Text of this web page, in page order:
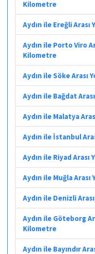
Kilometre
Aydın ile Ereğli
Aydın ile Porto Viro
Kilometre
Aydın ile Söke Arası
Aydın ile Bağdat
Aydın ile Malatya
Aydın ile İstanbul
Aydın ile Riyad
Aydın ile Muğla
Aydın ile Denizli
Aydın ile Göteborg
Kilometre
Aydın ile Bayındır